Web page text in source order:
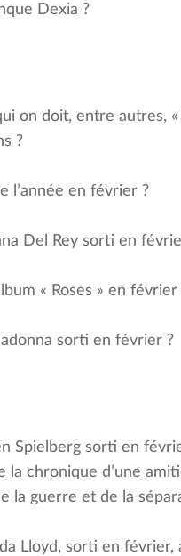
Dexia ?
on doit, entre autres,
?
l’année en février ?
Del Rey sorti en
« Roses » en février
sorti en février ?
Spielberg sorti en
la chronique d’une
la guerre et de la
Lloyd, sorti en février,